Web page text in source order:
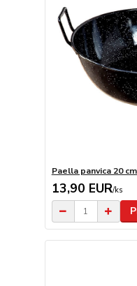
Paella panvica 20
13,90 EUR/ks